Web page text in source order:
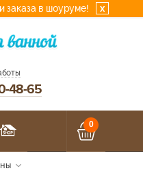
заказа в шоуруме! x
48-65
0